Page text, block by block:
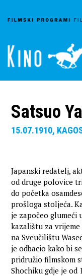
Satsuo
15.07.1910,
Japanski redatelj,
od druge polovice
do početka
prošloga stoljeća.
je započeo glumeći
kazalištu za vrijeme
na Sveučilištu
je odbacio kako bi se
pridružio filmskom
Shochiku gdje je od